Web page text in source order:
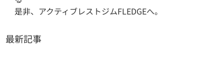
是非、アクティブレストジムFLEDGEへ。
最新記事